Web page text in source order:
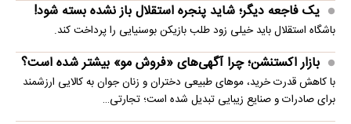
یک فاجعه دیگر؛ شاید پنجره استقلال باز نشده بسته شود!
باشگاه استقلال باید خیلی زود طلب بازیکن بوسنیایی را پرداخت کند.
بازار اکستنشن؛ چرا آگهی‌های «فروش مو» بیشتر شده است؟
با کاهش قدرت خرید، موهای طبیعی دختران و زنان جوان به کالایی ارزشمند
برای صادرات و صنایع زیبایی تبدیل شده است؛ تجارتی…